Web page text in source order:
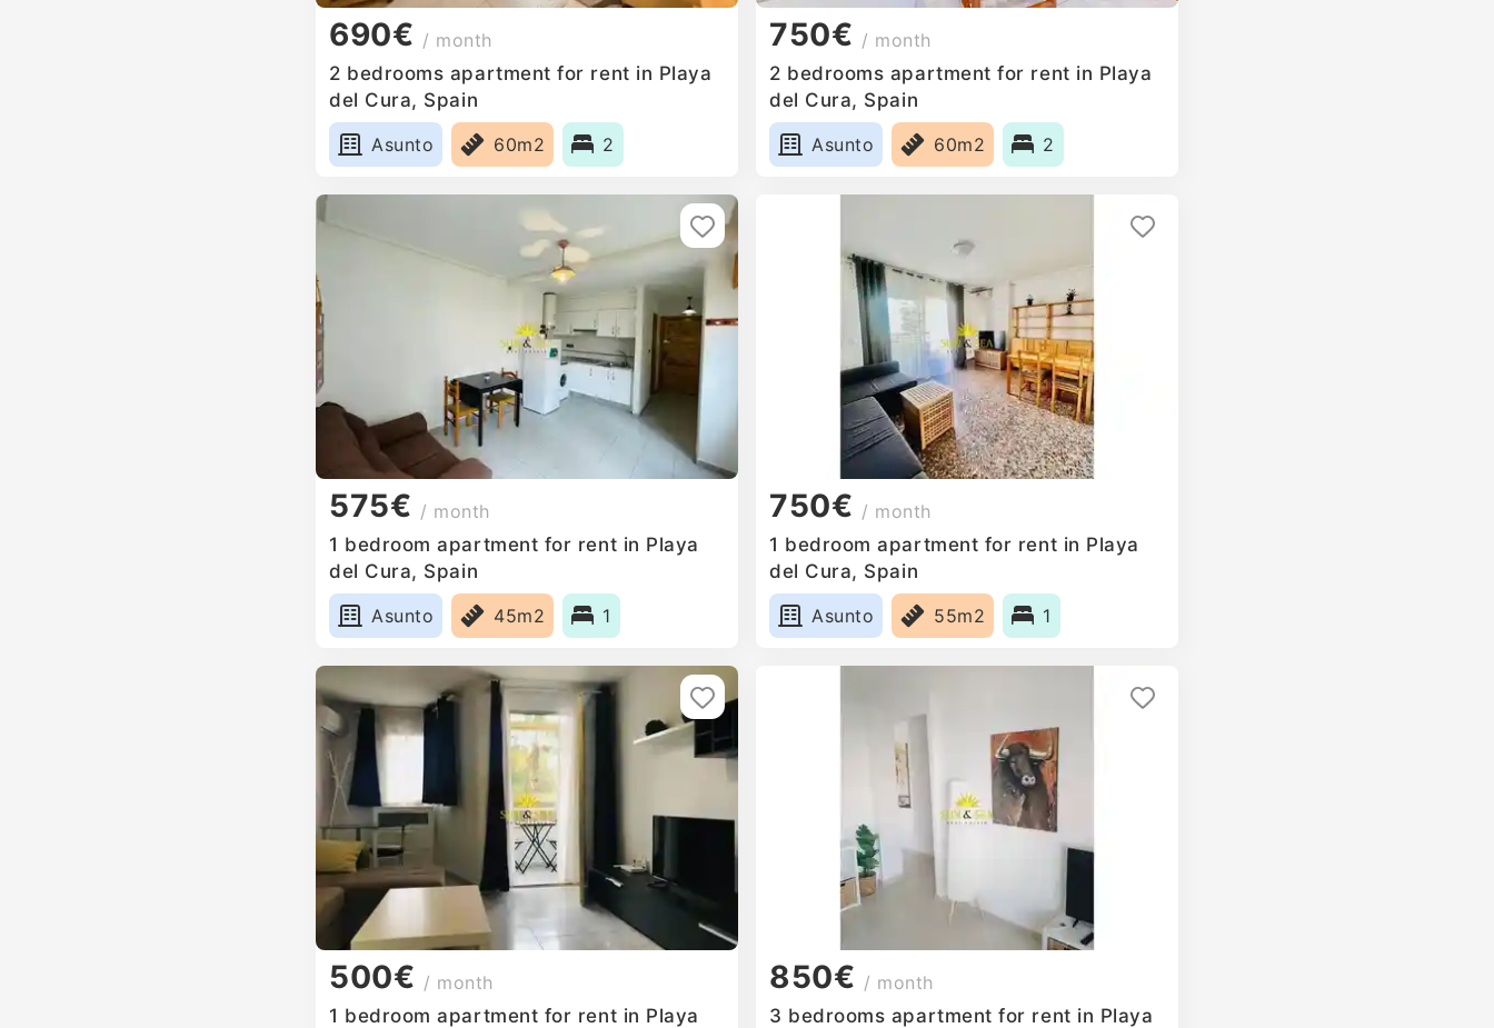
690€ / month
2 bedrooms apartment for rent in Playa
del Cura, Spain
Asunto
60m2 2
750€ / month
2 bedrooms apartment for rent in Playa
del Cura, Spain
Asunto
60m2 2
575€ / month
1 bedroom apartment for rent in Playa
del Cura, Spain
Asunto
45m2 1
750€ / month
1 bedroom apartment for rent in Playa
del Cura, Spain
Asunto
55m2 1
500€ / month
1 bedroom apartment for rent in Playa
850€ / month
3 bedrooms apartment for rent in Playa